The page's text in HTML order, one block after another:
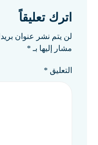
اترك تعليقاً
لن يتم نشر عنوان
مشار إليها بـ *
التعليق *